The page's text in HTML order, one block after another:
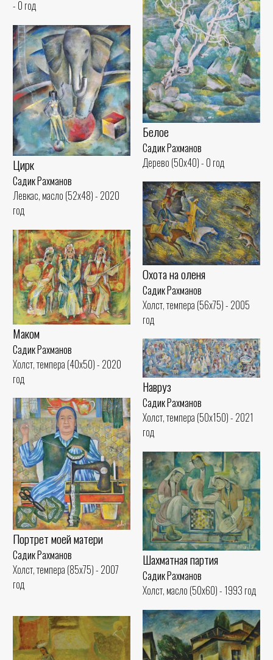
- 0 год
Белое
Садик Рахманов
Дерево (50x40) - 0 год
Цирк
Садик Рахманов
Левкас, масло (52x48) - 2020
год
Охота на оленя
Садик Рахманов
Холст, темпера (56x75) - 2005
год
Маком
Садик Рахманов
Холст, темпера (40x50) - 2020
год
Навруз
Садик Рахманов
Холст, темпера (50x150) - 2021
год
Портрет моей матери
Садик Рахманов
Холст, темпера (85x75) - 2007
год
Шахматная партия
Садик Рахманов
Холст, масло (50x60) - 1993 год